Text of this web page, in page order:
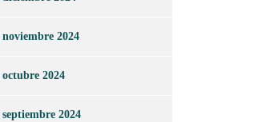
noviembre 2024
octubre 2024
septiembre 2024